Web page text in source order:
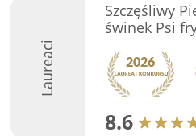
Laureaci
Szczęśliwy
świnek Psi
8.6